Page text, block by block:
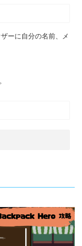
ーに自分の名前、メ